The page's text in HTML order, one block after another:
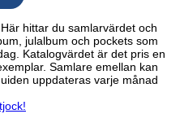
hittar du samlarvärdet och
julalbum och pockets som
Katalogvärdet är det pris en
Samlare emellan kan
uppdateras varje månad